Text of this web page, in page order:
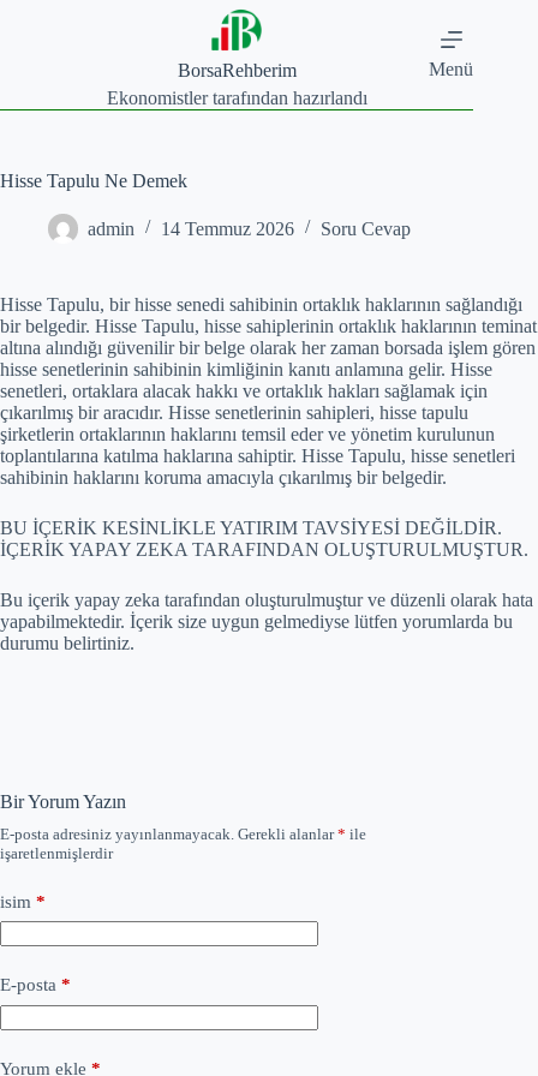
BorsaRehberim
Ekonomistler tarafından hazırlandı
Menü
Hisse Tapulu Ne Demek
admin 14 Temmuz 2026 Soru Cevap
Hisse Tapulu, bir hisse senedi sahibinin ortaklık haklarının sağlandığı
bir belgedir. Hisse Tapulu, hisse sahiplerinin ortaklık haklarının teminat
altına alındığı güvenilir bir belge olarak her zaman borsada işlem gören
hisse senetlerinin sahibinin kimliğinin kanıtı anlamına gelir. Hisse
senetleri, ortaklara alacak hakkı ve ortaklık hakları sağlamak için
çıkarılmış bir aracıdır. Hisse senetlerinin sahipleri, hisse tapulu
şirketlerin ortaklarının haklarını temsil eder ve yönetim kurulunun
toplantılarına katılma haklarına sahiptir. Hisse Tapulu, hisse senetleri
sahibinin haklarını koruma amacıyla çıkarılmış bir belgedir.
BU İÇERİK KESİNLİKLE YATIRIM TAVSİYESİ DEĞİLDİR.
İÇERİK YAPAY ZEKA TARAFINDAN OLUŞTURULMUŞTUR.
Bu içerik yapay zeka tarafından oluşturulmuştur ve düzenli olarak hata
yapabilmektedir. İçerik size uygun gelmediyse lütfen yorumlarda bu
durumu belirtiniz.
Bir Yorum Yazın
E-posta adresiniz yayınlanmayacak. Gerekli alanlar* ile
işaretlenmişlerdir
isim *
E-posta *
Yorum ekle *